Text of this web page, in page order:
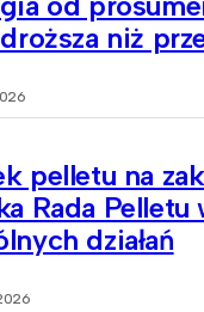
niż
pelletu na
Rada Pelletu
działań